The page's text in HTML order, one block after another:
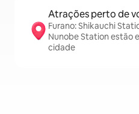
Atrações perto de
Furano: Shikauchi
Nunobe Station estão
cidade